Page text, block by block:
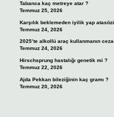
Tabanca kaç metreye atar ?
Temmuz 25, 2026
Karşılık beklemeden iyilik yap
Temmuz 24, 2026
2025’te alkollü araç kullanmanın
Temmuz 24, 2026
Hirschsprung hastalığı genetik mi ?
Temmuz 22, 2026
Ajda Pekkan bileziğinin kaç gramı ?
Temmuz 20, 2026